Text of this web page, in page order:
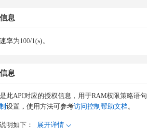
息
率为100/1(s)。
息
此API对应的授权信息，用于RAM权限策略语
设置，使用方法可参考访问控制帮助文档。
明如下： 展开详情